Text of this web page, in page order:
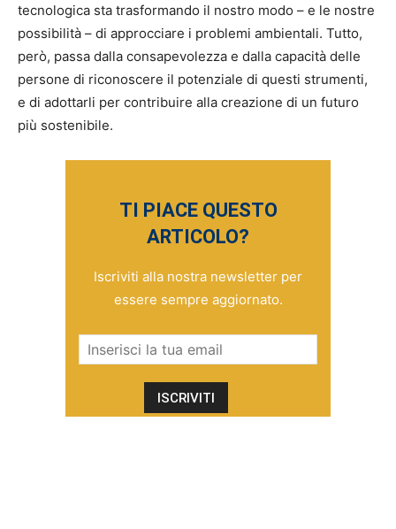
tecnologica sta trasformando il nostro modo – e le nostre
possibilità – di approcciare i problemi ambientali. Tutto,
però, passa dalla consapevolezza e dalla capacità delle
persone di riconoscere il potenziale di questi strumenti,
e di adottarli per contribuire alla creazione di un futuro
più sostenibile.
TI PIACE QUESTO
ARTICOLO?
Iscriviti alla nostra newsletter per
essere sempre aggiornato.